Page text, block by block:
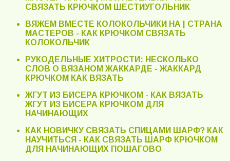
СВЯЗАТЬ КРЮЧКОМ ШЕСТИУГОЛЬНИК
ВЯЖЕМ ВМЕСТЕ КОЛОКОЛЬЧИКИ НА | СТРАНА
МАСТЕРОВ - КАК КРЮЧКОМ СВЯЗАТЬ
КОЛОКОЛЬЧИК
РУКОДЕЛЬНЫЕ ХИТРОСТИ: НЕСКОЛЬКО
СЛОВ О ВЯЗАНОМ ЖАККАРДЕ - ЖАККАРД
КРЮЧКОМ КАК ВЯЗАТЬ
ЖГУТ ИЗ БИСЕРА КРЮЧКОМ - КАК ВЯЗАТЬ
ЖГУТ ИЗ БИСЕРА КРЮЧКОМ ДЛЯ
НАЧИНАЮЩИХ
КАК НОВИЧКУ СВЯЗАТЬ СПИЦАМИ ШАРФ? КАК
НАУЧИТЬСЯ - КАК СВЯЗАТЬ ШАРФ КРЮЧКОМ
ДЛЯ НАЧИНАЮЩИХ ПОШАГОВО